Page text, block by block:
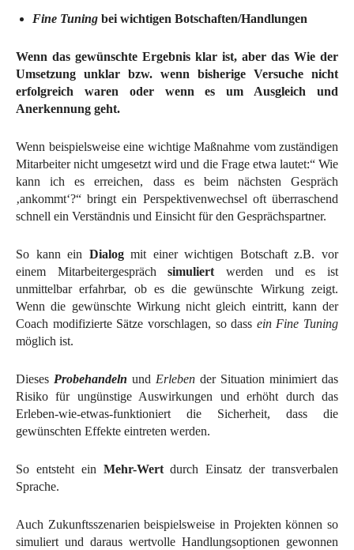
Fine Tuning bei wichtigen Botschaften/Handlungen
Wenn das gewünschte Ergebnis klar ist, aber das Wie der
Umsetzung unklar bzw. wenn bisherige Versuche nicht
erfolgreich waren oder wenn es um Ausgleich und
Anerkennung geht.
Wenn beispielsweise eine wichtige Maßnahme vom zuständigen
Mitarbeiter nicht umgesetzt wird und die Frage etwa lautet:“ Wie
kann ich es erreichen, dass es beim nächsten Gespräch
‚ankommt‘?“ bringt ein Perspektivenwechsel oft überraschend
schnell ein Verständnis und Einsicht für den Gesprächspartner.
So kann ein Dialogmit einer wichtigen Botschaft z.B. vor
einem Mitarbeitergesprächsimuliert werden und es ist
unmittelbar erfahrbar, ob es die gewünschte Wirkung zeigt.
Wenn die gewünschte Wirkung nicht gleich eintritt, kann der
Coach modifizierte Sätze vorschlagen, so dass ein Fine Tuning
möglich ist.
Dieses Probehandeln und Erleben der Situation minimiert das
Risiko für ungünstige Auswirkungen und erhöht durch das
Erleben-wie-etwas-funktioniert die Sicherheit, dass die
gewünschten Effekte eintreten werden.
So entsteht ein Mehr-Wertdurch Einsatz der transverbalen
Sprache.
Auch Zukunftsszenarien beispielsweise in Projekten können so
simuliert und daraus wertvolle Handlungsoptionen gewonnen